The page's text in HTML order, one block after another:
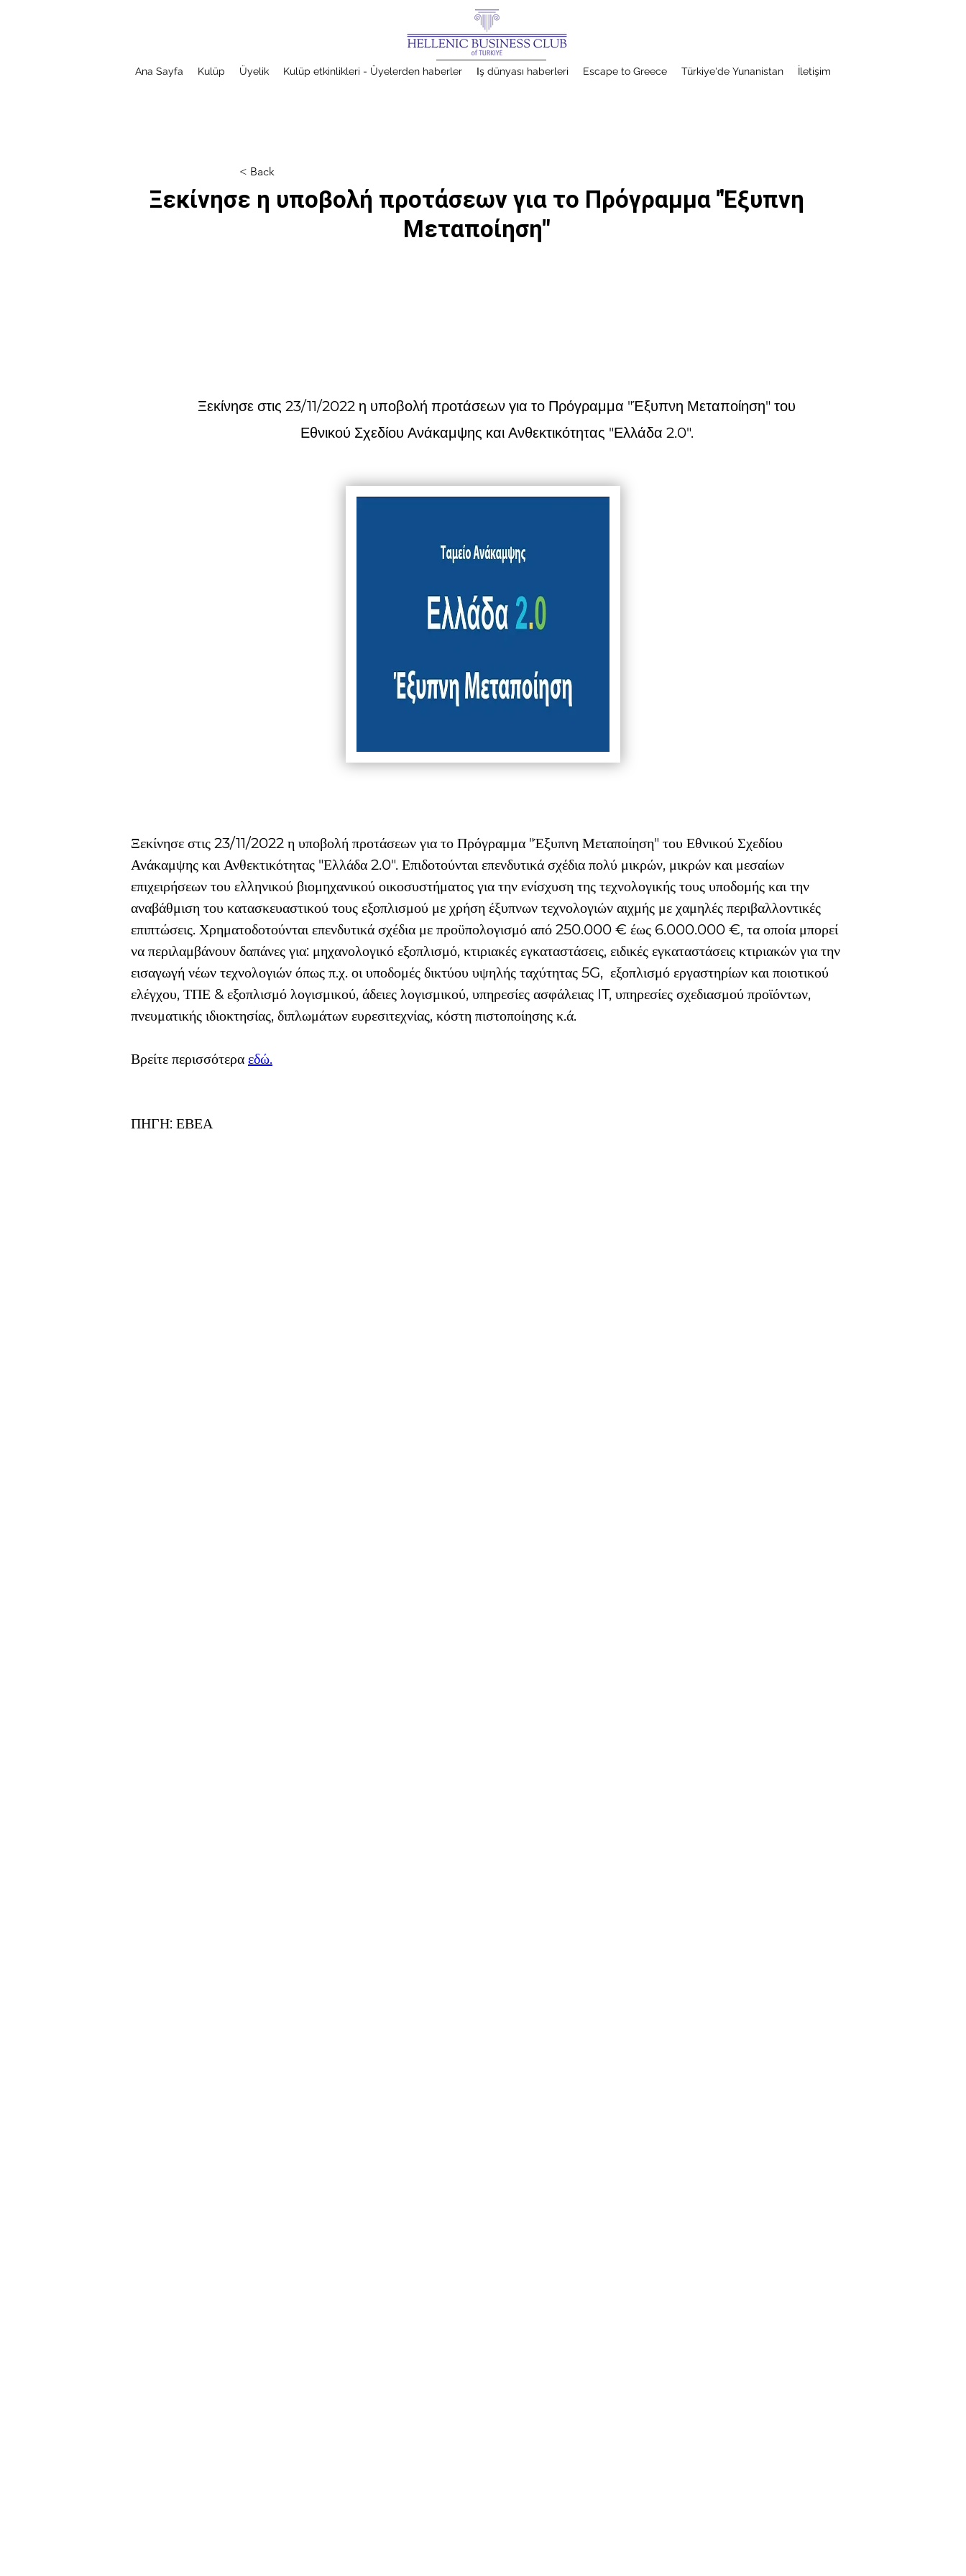
Ana Sayfa Kulüp Üyelik Kulüp etkinlikleri - Üyelerden haberler Ιş dünyası haberleri Escape to Greece ​Türkiye'de Yunanistan İletişim
< Back
Ξεκίνησε η υποβολή προτάσεων για το Πρόγραμμα "Έξυπνη
Μεταποίηση"
Ξεκίνησε στις 23/11/2022 η υποβολή προτάσεων για το Πρόγραμμα "Έξυπνη Μεταποίηση" του
Εθνικού Σχεδίου Ανάκαμψης και Ανθεκτικότητας "Ελλάδα 2.0".
Ξεκίνησε στις 23/11/2022 η υποβολή προτάσεων για το Πρόγραμμα "Έξυπνη Μεταποίηση" του Εθνικού Σχεδίου
Ανάκαμψης και Ανθεκτικότητας "Ελλάδα 2.0". Επιδοτούνται επενδυτικά σχέδια πολύ μικρών, μικρών και μεσαίων
επιχειρήσεων του ελληνικού βιομηχανικού οικοσυστήματος για την ενίσχυση της τεχνολογικής τους υποδομής και την
αναβάθμιση του κατασκευαστικού τους εξοπλισμού με χρήση έξυπνων τεχνολογιών αιχμής με χαμηλές περιβαλλοντικές
επιπτώσεις. Χρηματοδοτούνται επενδυτικά σχέδια με προϋπολογισμό από 250.000 € έως 6.000.000 €, τα οποία μπορεί
να περιλαμβάνουν δαπάνες για: μηχανολογικό εξοπλισμό, κτιριακές εγκαταστάσεις, ειδικές εγκαταστάσεις κτιριακών για την
εισαγωγή νέων τεχνολογιών όπως π.χ. οι υποδομές δικτύου υψηλής ταχύτητας 5G,  εξοπλισμό εργαστηρίων και ποιοτικού
ελέγχου, ΤΠΕ & εξοπλισμό λογισμικού, άδειες λογισμικού, υπηρεσίες ασφάλειας IT, υπηρεσίες σχεδιασμού προϊόντων,
πνευματικής ιδιοκτησίας, διπλωμάτων ευρεσιτεχνίας, κόστη πιστοποίησης κ.ά.
Βρείτε περισσότερα εδώ.
ΠΗΓΗ: ΕΒΕΑ